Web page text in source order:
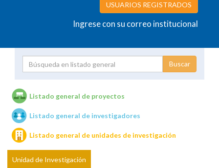
USUARIOS REGISTRADOS
Ingrese con su correo institucional
Unidades de investigación
Listado general de proyectos
Listado general de investigadores
Listado general de unidades de investigación
Unidad de Investigación